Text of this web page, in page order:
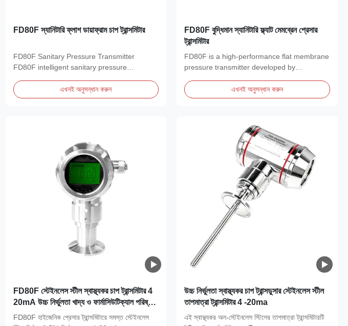
FD80F স্যানিটারি ফ্লাশ ডায়াফ্রাম চাপ ট্রান্সমিটার
FD80F Sanitary Pressure Transmitter
FD80F intelligent sanitary pressure
এখনই অনুসন্ধান করুন
FD80F বুদ্ধিমান স্যানিটারি ফ্ল্যাট মেমব্রেন প্রেসার
ট্রান্সমিটার
FD80F is a high-performance flat membrane
pressure transmitter developed by
এখনই অনুসন্ধান করুন
FD80F স্টেইনলেস স্টীল স্বাস্থ্যকর চাপ ট্রান্সমিটার 4
20mA উচ্চ নির্ভুলতা খাদ্য ও ফার্মাসিউটিক্যাল পরিষ্কার
পরিবেশের জন্য
FD80F হাইজেনিক প্রেসার ট্রান্সমিটারে সমস্ত স্টেইনলেস
উচ্চ নির্ভুলতা স্বাস্থ্যকর চাপ ট্রান্সডুসার স্টেইনলেস স্টীল
তাপমাত্রা ট্রান্সমিটার 4 -20ma
এই স্বাস্থ্যকর অল-স্টেইনলেস স্টিলের তাপমাত্রা ট্রান্সমিটারটি